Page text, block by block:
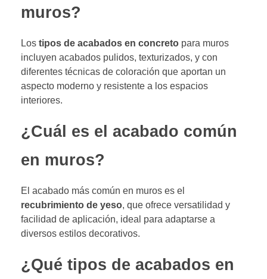
muros?
Los tipos de acabados en concreto para muros
incluyen acabados pulidos, texturizados, y con
diferentes técnicas de coloración que aportan un
aspecto moderno y resistente a los espacios
interiores.
¿Cuál es el acabado común
en muros?
El acabado más común en muros es el
recubrimiento de yeso, que ofrece versatilidad y
facilidad de aplicación, ideal para adaptarse a
diversos estilos decorativos.
¿Qué tipos de acabados en